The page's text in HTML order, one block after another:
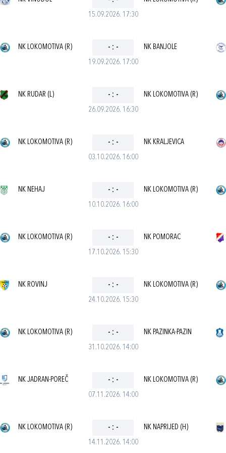
15.09.2026. 17:30
19.09.2026. 17:00
NK LOKOMOTIVA (R) - : - NK BANJOLE
26.09.2026. 16:30
NK RUDAR (L) - : - NK LOKOMOTIVA (R)
03.10.2026. 16:00
NK LOKOMOTIVA (R) - : - NK KRALJEVICA
10.10.2026. 16:00
NK NEHAJ - : - NK LOKOMOTIVA (R)
17.10.2026. 15:30
NK LOKOMOTIVA (R) - : - NK POMORAC
24.10.2026. 15:30
NK ROVINJ - : - NK LOKOMOTIVA (R)
31.10.2026. 14:00
NK LOKOMOTIVA (R) - : - NK PAZINKA-PAZIN
07.11.2026. 14:00
NK JADRAN-POREČ - : - NK LOKOMOTIVA (R)
14.11.2026. 14:00
NK LOKOMOTIVA (R) - : - NK NAPRIJED (H)